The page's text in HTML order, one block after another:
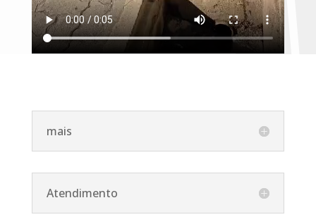
mais
Atendimento